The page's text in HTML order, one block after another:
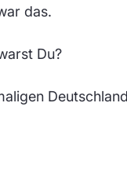
das.
Du?